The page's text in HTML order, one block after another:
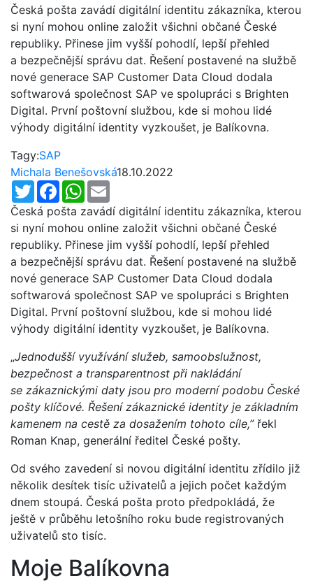
Česká pošta zavádí digitální identitu zákazníka, kterou
si nyní mohou online založit všichni občané České
republiky. Přinese jim vyšší pohodlí, lepší přehled
a bezpečnější správu dat. Řešení postavené na službě
nové generace SAP Customer Data Cloud dodala
softwarová společnost SAP ve spolupráci s Brighten
Digital. První poštovní službou, kde si mohou lidé
výhody digitální identity vyzkoušet, je Balíkovna.
Tagy:SAP
Michala Benešovská18.10.2022
TwitterFacebookWhatsApp
Česká pošta zavádí digitální identitu zákazníka, kterou
si nyní mohou online založit všichni občané České
republiky. Přinese jim vyšší pohodlí, lepší přehled
a bezpečnější správu dat. Řešení postavené na službě
nové generace SAP Customer Data Cloud dodala
softwarová společnost SAP ve spolupráci s Brighten
Digital. První poštovní službou, kde si mohou lidé
výhody digitální identity vyzkoušet, je Balíkovna.
„Jednodušší využívání služeb, samoobslužnost,
bezpečnost a transparentnost při nakládání
se zákaznickými daty jsou pro moderní podobu České
pošty klíčové. Řešení zákaznické identity je základním
kamenem na cestě za dosažením tohoto cíle,”řekl
Roman Knap, generální ředitel České pošty.
Od svého zavedení si novou digitální identitu zřídilo již
několik desítek tisíc uživatelů a jejich počet každým
dnem stoupá. Česká pošta proto předpokládá, že
ještě v průběhu letošního roku bude registrovaných
uživatelů sto tisíc.
Moje Balíkovna